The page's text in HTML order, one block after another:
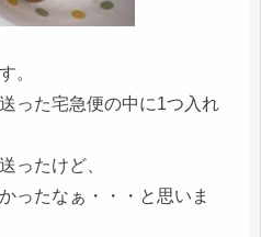
。
った宅急便の中に1つ入れ
ったけど、
ったなぁ・・・と思いま